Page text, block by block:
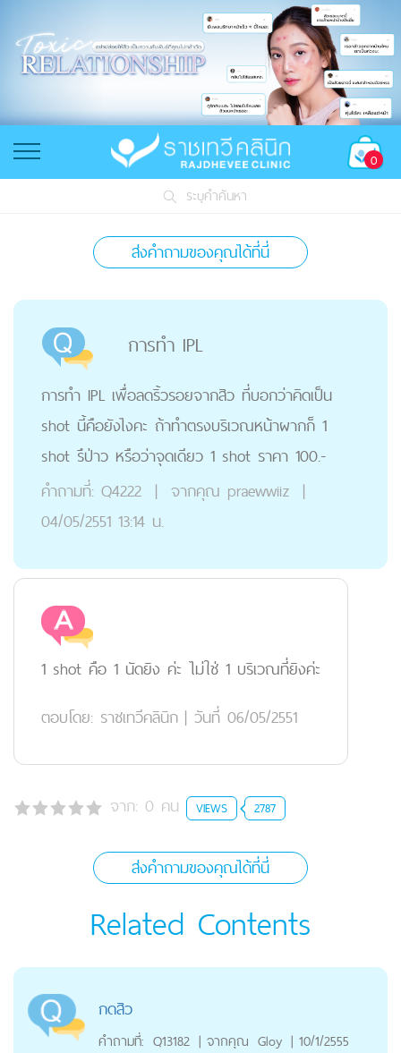
0
ระบุคำค้นหา
ส่งคำถามของคุณได้ที่นี่
การทำ IPL
การทำ IPL เพื่อลดริ้วรอยจากสิว ที่บอกว่าคิดเป็น
shot นี้คือยังไงคะ ถ้าทำตรงบริเวณหน้าผากก็ 1
shot รึป่าว หรือว่าจุดเดียว 1 shot ราคา 100.-
คำถามที่: Q4222 | จากคุณ praewwiiz |
04/05/2551 13:14 น.
1 shot คือ 1 นัดยิง ค่ะ ไม่ใช่ 1 บริเวณที่ยิงค่ะ
ตอบโดย: ราชเทวีคลินิก | วันที่ 06/05/2551
จาก: 0 คน VIEWS 2787
ส่งคำถามของคุณได้ที่นี่
Related Contents
กดสิว
คำถามที่: Q13182 | จากคุณ Gloy | 10/1/2555